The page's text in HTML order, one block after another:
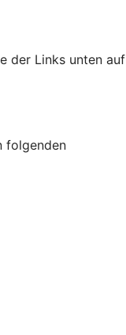
der Links unten auf
folgenden